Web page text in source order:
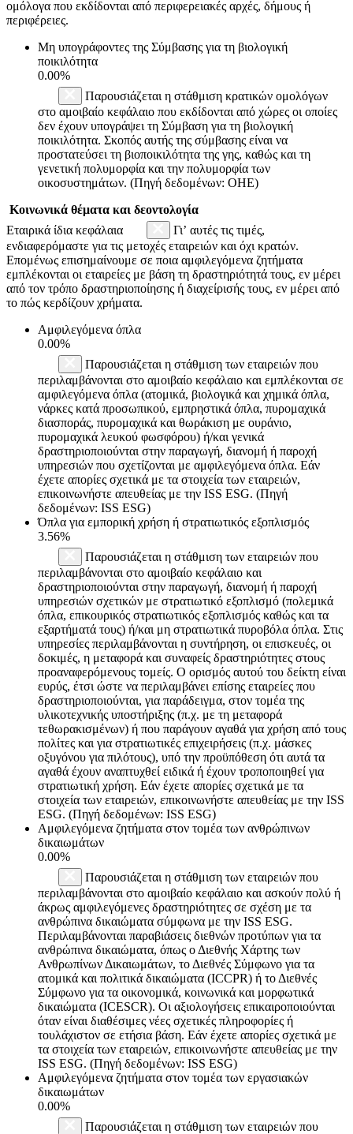
ομόλογα που εκδίδονται από περιφερειακές αρχές, δήμους ή
περιφέρειες.
Μη υπογράφοντες της Σύμβασης για τη βιολογική
ποικιλότητα
0.00%
Παρουσιάζεται η στάθμιση κρατικών ομολόγων
στο αμοιβαίο κεφάλαιο που εκδίδονται από χώρες οι οποίες
δεν έχουν υπογράψει τη Σύμβαση για τη βιολογική
ποικιλότητα. Σκοπός αυτής της σύμβασης είναι να
προστατεύσει τη βιοποικιλότητα της γης, καθώς και τη
γενετική πολυμορφία και την πολυμορφία των
οικοσυστημάτων. (Πηγή δεδομένων: ΟΗΕ)
Κοινωνικά θέματα και δεοντολογία
Εταιρικά ίδια κεφάλαια
Γι’ αυτές τις τιμές,
ενδιαφερόμαστε για τις μετοχές εταιρειών και όχι κρατών.
Επομένως επισημαίνουμε σε ποια αμφιλεγόμενα ζητήματα
εμπλέκονται οι εταιρείες με βάση τη δραστηριότητά τους, εν μέρει
από τον τρόπο δραστηριοποίησης ή διαχείρισής τους, εν μέρει από
το πώς κερδίζουν χρήματα.
Αμφιλεγόμενα όπλα
0.00%
Παρουσιάζεται η στάθμιση των εταιρειών που
περιλαμβάνονται στο αμοιβαίο κεφάλαιο και εμπλέκονται σε
αμφιλεγόμενα όπλα (ατομικά, βιολογικά και χημικά όπλα,
νάρκες κατά προσωπικού, εμπρηστικά όπλα, πυρομαχικά
διασποράς, πυρομαχικά και θωράκιση με ουράνιο,
πυρομαχικά λευκού φωσφόρου) ή/και γενικά
δραστηριοποιούνται στην παραγωγή, διανομή ή παροχή
υπηρεσιών που σχετίζονται με αμφιλεγόμενα όπλα. Εάν
έχετε απορίες σχετικά με τα στοιχεία των εταιρειών,
επικοινωνήστε απευθείας με την ISS ESG. (Πηγή
δεδομένων: ISS ESG)
Όπλα για εμπορική χρήση ή στρατιωτικός εξοπλισμός
3.56%
Παρουσιάζεται η στάθμιση των εταιρειών που
περιλαμβάνονται στο αμοιβαίο κεφάλαιο και
δραστηριοποιούνται στην παραγωγή, διανομή ή παροχή
υπηρεσιών σχετικών με στρατιωτικό εξοπλισμό (πολεμικά
όπλα, επικουρικός στρατιωτικός εξοπλισμός καθώς και τα
εξαρτήματά τους) ή/και μη στρατιωτικά πυροβόλα όπλα. Στις
υπηρεσίες περιλαμβάνονται η συντήρηση, οι επισκευές, οι
δοκιμές, η μεταφορά και συναφείς δραστηριότητες στους
προαναφερόμενους τομείς. Ο ορισμός αυτού του δείκτη είναι
ευρύς, έτσι ώστε να περιλαμβάνει επίσης εταιρείες που
δραστηριοποιούνται, για παράδειγμα, στον τομέα της
υλικοτεχνικής υποστήριξης (π.χ. με τη μεταφορά
τεθωρακισμένων) ή που παράγουν αγαθά για χρήση από τους
πολίτες και για στρατιωτικές επιχειρήσεις (π.χ. μάσκες
οξυγόνου για πιλότους), υπό την προϋπόθεση ότι αυτά τα
αγαθά έχουν αναπτυχθεί ειδικά ή έχουν τροποποιηθεί για
στρατιωτική χρήση. Εάν έχετε απορίες σχετικά με τα
στοιχεία των εταιρειών, επικοινωνήστε απευθείας με την ISS
ESG. (Πηγή δεδομένων: ISS ESG)
Αμφιλεγόμενα ζητήματα στον τομέα των ανθρώπινων
δικαιωμάτων
0.00%
Παρουσιάζεται η στάθμιση των εταιρειών που
περιλαμβάνονται στο αμοιβαίο κεφάλαιο και ασκούν πολύ ή
άκρως αμφιλεγόμενες δραστηριότητες σε σχέση με τα
ανθρώπινα δικαιώματα σύμφωνα με την ISS ESG.
Περιλαμβάνονται παραβιάσεις διεθνών προτύπων για τα
ανθρώπινα δικαιώματα, όπως ο Διεθνής Χάρτης των
Ανθρωπίνων Δικαιωμάτων, το Διεθνές Σύμφωνο για τα
ατομικά και πολιτικά δικαιώματα (ICCPR) ή το Διεθνές
Σύμφωνο για τα οικονομικά, κοινωνικά και μορφωτικά
δικαιώματα (ICESCR). Οι αξιολογήσεις επικαιροποιούνται
όταν είναι διαθέσιμες νέες σχετικές πληροφορίες ή
τουλάχιστον σε ετήσια βάση. Εάν έχετε απορίες σχετικά με
τα στοιχεία των εταιρειών, επικοινωνήστε απευθείας με την
ISS ESG. (Πηγή δεδομένων: ISS ESG)
Αμφιλεγόμενα ζητήματα στον τομέα των εργασιακών
δικαιωμάτων
0.00%
Παρουσιάζεται η στάθμιση των εταιρειών που